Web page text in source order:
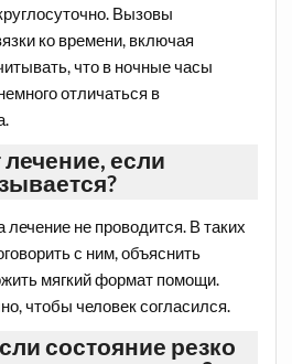
Вызовы
ко времени, включая
что в ночные часы
отличаться в
если
лечение не проводится. В таких
с ним, объяснить
мягкий формат помощи.
чтобы человек согласился.
состояние резко